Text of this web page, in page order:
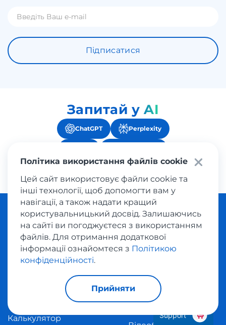
Підписатися
Запитай у AI
ChatGPT Perplexity
Управління
доставкою
Адреса за кордоном
Калькулятор
Клієнтам
Про нас
Каталог магазинів
Блог
Політика використання файлів cookie
Цей сайт використовує файли cookie та
інші технології, щоб допомогти вам у
навігації, а також надати кращий
користувальницький досвід. Залишаючись
на сайті ви погоджуєтеся з використанням
файлів. Для отримання додаткової
інформації ознайомтеся з Політикою
конфіденційності.
Прийняти
Support